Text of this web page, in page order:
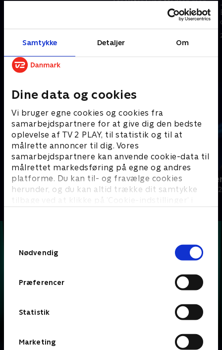
Samtykke Detaljer Om
Dine data og cookies
Vi bruger egne cookies og cookies fra
samarbejdspartnere for at give dig den bedste
oplevelse af TV 2 PLAY, til statistik og til at
målrette annoncer til dig. Vores
samarbejdspartnere kan anvende cookie-data til
målrettet markedsføring på egne og andres
platforme. Du kan til- og fravælge cookies
herunder, og du kan altid trække dit samtykke
tilbage ved at klikke på ’Cookie-indstillinger’ i
Nødvendig
Præferencer
Statistik
Marketing
Får Peter Lund Madsen mon
glæde af sin hjernemasse, eller
er influencer Cecilie Schmeichel
foran, når det gælder om at
skille skidt fra kanel?.
20. februar 2023 • 29 min
Andre så også
24 stjerners julikalender
TV-Shows • 1 sæsoner
Hvem vil
Quiz-shows •